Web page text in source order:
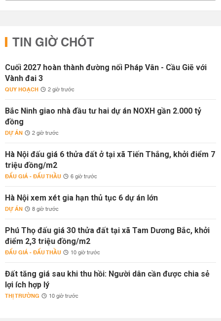
TIN GIỜ CHÓT
Cuối 2027 hoàn thành đường nối Pháp Vân - Cầu Giẽ với
Vành đai 3
QUY HOẠCH 2 giờ trước
Bắc Ninh giao nhà đầu tư hai dự án NOXH gần 2.000 tỷ
đồng
DỰ ÁN 2 giờ trước
Hà Nội đấu giá 6 thửa đất ở tại xã Tiến Thắng, khởi điểm 7
triệu đồng/m2
ĐẤU GIÁ - ĐẤU THẦU 6 giờ trước
Hà Nội xem xét gia hạn thủ tục 6 dự án lớn
DỰ ÁN 8 giờ trước
Phú Thọ đấu giá 30 thửa đất tại xã Tam Dương Bắc, khởi
điểm 2,3 triệu đồng/m2
ĐẤU GIÁ - ĐẤU THẦU 10 giờ trước
Đất tăng giá sau khi thu hồi: Người dân cần được chia sẻ
lợi ích hợp lý
THỊ TRƯỜNG 10 giờ trước